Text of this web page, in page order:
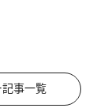
事一覧